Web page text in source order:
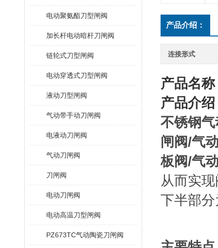
电动聚氨酯刀型闸阀
加长杆电动暗杆刀闸阀
链轮式刀型闸阀
电动穿透式刀型闸阀
液动刀型闸阀
气动带手动刀闸阀
电液动刀闸阀
气动刀闸阀
刀闸阀
电动刀闸阀
电动高温刀型闸阀
PZ673TC气动陶瓷刀闸阀
产品介绍：
连接形式
产品名
产品介
不锈钢
闸阀/气
板阀/气
从而实
下半部